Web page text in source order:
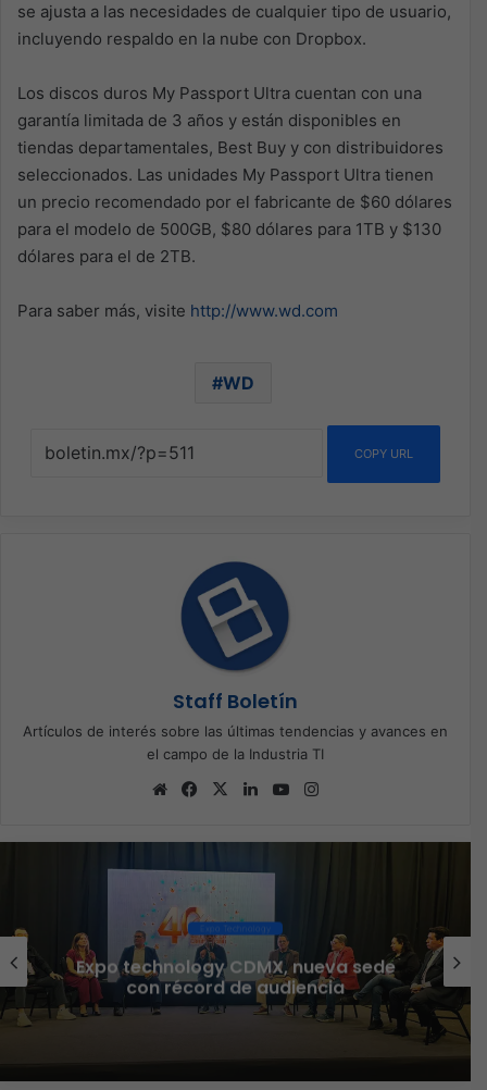
se ajusta a las necesidades de cualquier tipo de usuario,
incluyendo respaldo en la nube con Dropbox.
Los discos duros My Passport Ultra cuentan con una
garantía limitada de 3 años y están disponibles en
tiendas departamentales, Best Buy y con distribuidores
seleccionados. Las unidades My Passport Ultra tienen
un precio recomendado por el fabricante de $60 dólares
para el modelo de 500GB, $80 dólares para 1TB y $130
dólares para el de 2TB.
Para saber más, visite http://www.wd.com
WD
COPY URL
Staff Boletín
Artículos de interés sobre las últimas tendencias y avances en
el campo de la Industria TI
Sitio
Facebook
X LinkedInYouTube
Expo Technology
Expo technology CDMX, nueva sede
con récord de audiencia